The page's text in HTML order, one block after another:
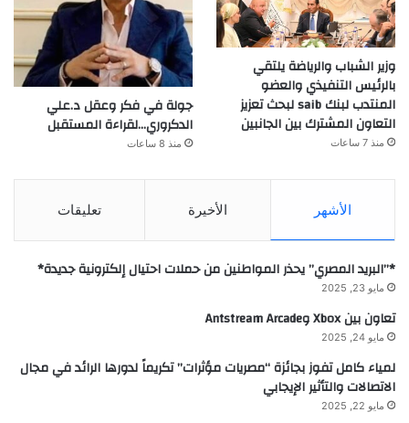
وزير الشباب والرياضة يلتقي
بالرئيس التنفيذي والعضو
المنتدب لبنك saib لبحث تعزيز
التعاون المشترك بين الجانبين
منذ 7 ساعات
جولة في فكر وعقل د.علي
الدكروري…لقراءة المستقبل
منذ 8 ساعات
الأشهر الأخيرة تعليقات
*”البريد المصري” يحذر المواطنين من حملات احتيال إلكترونية جديدة*
مايو 23, 2025
تعاون بين Xbox وAntstream Arcade
مايو 24, 2025
لمياء كامل تفوز بجائزة “مصريات مؤثرات” تكريماً لدورها الرائد في مجال
الاتصالات والتأثير الإيجابي
مايو 22, 2025